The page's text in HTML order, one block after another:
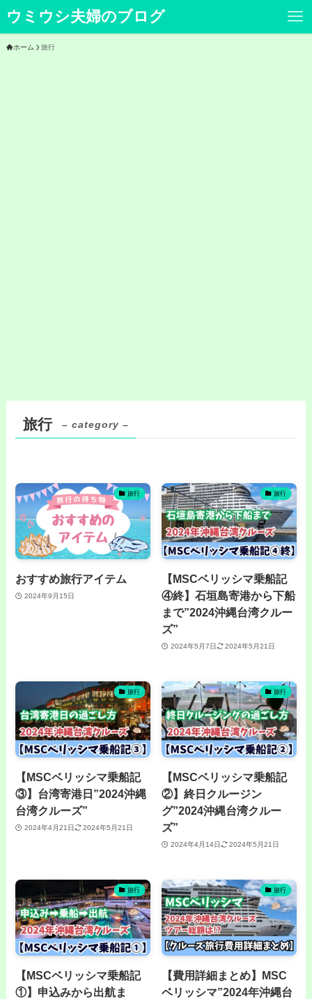
ウミウシ夫婦のブログ
ホーム 旅行
旅行 – category –
旅行
おすすめ旅行アイテム
2024年9月15日
旅行
【MSCベリッシマ乗船記
④終】石垣島寄港から下船
まで”2024沖縄台湾クルー
ズ”
2024年5月7日 2024年5月21日
旅行
【MSCベリッシマ乗船記
③】台湾寄港日”2024沖縄
台湾クルーズ”
2024年4月21日 2024年5月21日
旅行
【MSCベリッシマ乗船記
②】終日クルージン
グ”2024沖縄台湾クルー
ズ”
2024年4月14日 2024年5月21日
旅行
【MSCベリッシマ乗船記
①】申込みから出航ま
旅行
【費用詳細まとめ】MSC
ベリッシマ”2024年沖縄台